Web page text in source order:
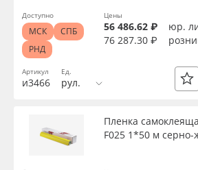
Артикул
и3466
Ед.
рул.
Цены
56 486.62 ₽
юр.
76 287.30 ₽
Доступно
МСК
СПБ
РНД
Пленка
F025 1*50 м серно-